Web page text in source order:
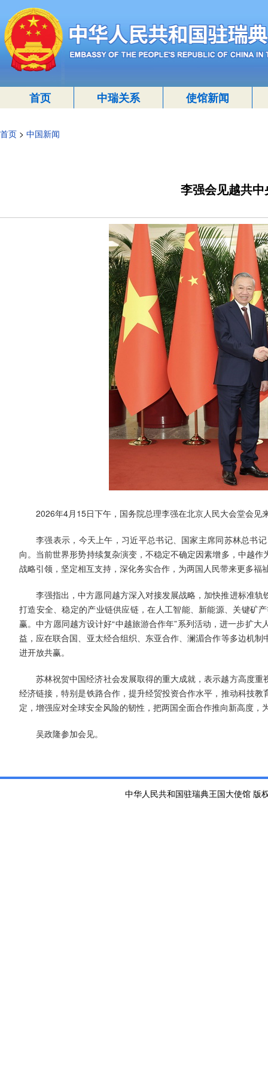
首页 中瑞关系 使馆新闻
首页 > 中国新闻
李强会见越共
2026年4月15日下午，国务院总理李强在北京人民大会堂会
李强表示，今天上午，习近平总书记、国家主席同苏林总书
向。当前世界形势持续复杂演变，不稳定不确定因素增多，中越
战略引领，坚定相互支持，深化务实合作，为两国人民带来更多
李强指出，中方愿同越方深入对接发展战略，加快推进标准
打造安全、稳定的产业链供应链，在人工智能、新能源、关键矿
赢。中方愿同越方设计好“中越旅游合作年”系列活动，进一步扩
益，应在联合国、亚太经合组织、东亚合作、澜湄合作等多边机
进开放共赢。
苏林祝贺中国经济社会发展取得的重大成就，表示越方高度
经济链接，特别是铁路合作，提升经贸投资合作水平，推动科技
定，增强应对全球安全风险的韧性，把两国全面合作推向新高度
吴政隆参加会见。
中华人民共和国驻瑞典王国大使馆 版